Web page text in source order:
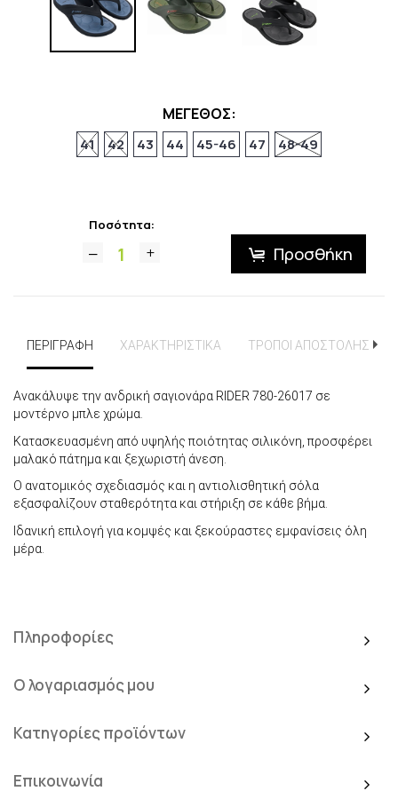
ΜΕΓΕΘΟΣ:
41 42 43 44 45-46 47 48-49
Ποσότητα:
Προσθήκη
ΠΕΡΙΓΡΑΦΗ ΧΑΡΑΚΤΗΡΙΣΤΙΚΑ ΤΡΟΠΟΙ ΑΠΟΣΤΟΛΗΣ
Ανακάλυψε την ανδρική σαγιονάρα RIDER 780-26017 σε
μοντέρνο μπλε χρώμα.
Κατασκευασμένη από υψηλής ποιότητας σιλικόνη, προσφέρει
μαλακό πάτημα και ξεχωριστή άνεση.
Ο ανατομικός σχεδιασμός και η αντιολισθητική σόλα
εξασφαλίζουν σταθερότητα και στήριξη σε κάθε βήμα.
Ιδανική επιλογή για κομψές και ξεκούραστες εμφανίσεις όλη
μέρα.
Πληροφορίες
Ο λογαριασμός μου
Κατηγορίες προϊόντων
Επικοινωνία